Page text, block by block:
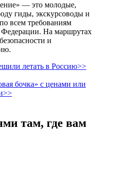
— это молодые,
гиды, экскурсоводы и
всем требованиям
Федерации. На маршрутах
и
летать в Россию>>
бочка» с ценами или
там, где вам